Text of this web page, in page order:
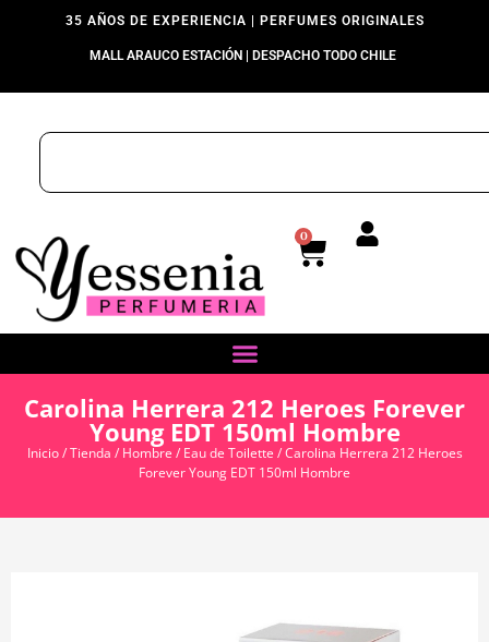
35 AÑOS DE EXPERIENCIA | PERFUMES ORIGINALES
MALL ARAUCO ESTACIÓN | DESPACHO TODO CHILE
0
Carolina Herrera 212 Heroes Forever
Young EDT 150ml Hombre
Inicio/Tienda / Hombre / Eau de Toilette / Carolina Herrera 212 Heroes
Forever Young EDT 150ml Hombre